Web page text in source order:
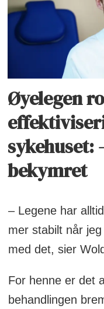
Øyelegen
sykehuset:
bekymret
– Legene har
mer stabilt når
med det, sier
For henne er det
behandlingen